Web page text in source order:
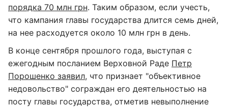
порядка 70 млн грн. Таким образом, если учесть,
что кампания главы государства длится семь дней,
на нее расходуется около 10 млн грн в день.
В конце сентября прошлого года, выступая с
ежегодным посланием Верховной Раде Петр
Порошенко заявил, что признает "объективное
недовольство" сограждан его деятельностью на
посту главы государства, отметив невыполнение